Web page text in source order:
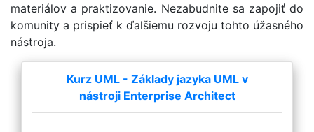
materiálov a praktizovanie. Nezabudnite sa zapojiť do
komunity a prispieť k ďalšiemu rozvoju tohto úžasného
nástroja.
Kurz UML - Základy jazyka UML v
nástroji Enterprise Architect